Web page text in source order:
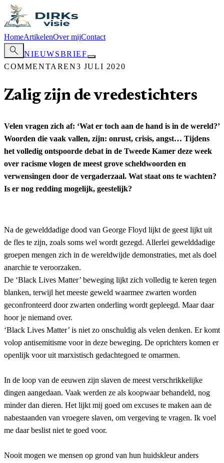
HomeArtikelenOver mijContact
search
NIEUWSBRIEF
COMMENTAREN3 JULI 2020
Zalig zijn de vredestichters
Velen vragen zich af: ‘Wat er toch aan de hand is in de wereld?’
Woorden die vaak vallen, zijn: onrust, crisis, angst… Tijdens
het volledig ontspoorde debat in de Tweede Kamer deze week
over racisme vlogen de meest grove scheldwoorden en
verwensingen door de vergaderzaal. Wat staat ons te wachten?
Is er nog redding mogelijk, geestelijk?
Na de gewelddadige dood van George Floyd lijkt de geest lijkt uit
de fles te zijn, zoals soms wel wordt gezegd. Allerlei gewelddadige
groepen mengen zich in de wereldwijde demonstraties, met als doel
anarchie te veroorzaken.
De ‘Black Lives Matter’ beweging lijkt zich volledig te keren tegen
blanken, terwijl het meeste geweld waarmee zwarten worden
geconfronteerd door zwarten onderling wordt gepleegd. Maar daar
hoor je niemand over.
‘Black Lives Matter’ is niet zo onschuldig als velen denken. Er komt
volop antisemitisme voor in deze beweging. De oprichters komen er
openlijk voor uit marxistisch gedachtegoed te omarmen.
In de loop van de eeuwen zijn slaven de meest verschrikkelijke
dingen aangedaan. Vaak werden ze als koopwaar behandeld, nog
minder dan dieren. Het lijkt mij goed om excuses te maken aan de
nabestaanden van vroegere slaven, om vergeving te vragen. Ik voel
me daar beslist niet te goed voor.
Nooit mogen we mensen op grond van hun huidskleur anders